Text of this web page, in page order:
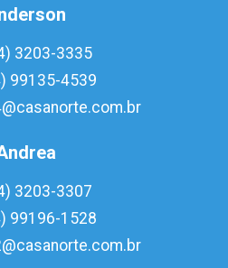
3203-3335
99135-4539
3203-3307
99196-1528